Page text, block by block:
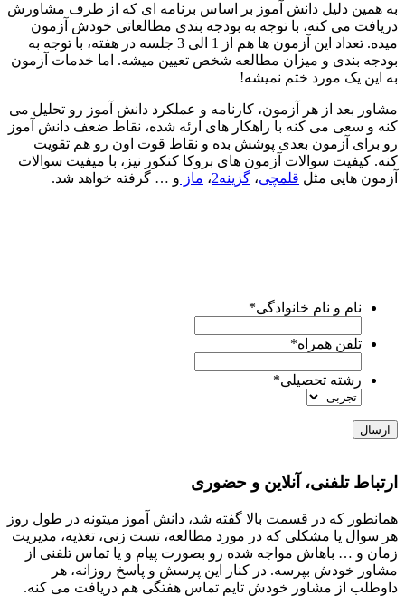
به همین دلیل دانش آموز بر اساس برنامه ای که از طرف مشاورش
دریافت می کنه، با توجه به بودجه بندی مطالعاتی خودش آزمون
میده. تعداد این آزمون ها هم از 1 الی 3 جلسه در هفته، با توجه به
بودجه بندی و میزان مطالعه شخص تعیین میشه. اما خدمات آزمون
به این یک مورد ختم نمیشه!
مشاور بعد از هر آزمون، کارنامه و عملکرد دانش آموز رو تحلیل می
کنه و سعی می کنه با راهکار های ارئه شده، نقاط ضعف دانش آموز
رو برای آزمون بعدی پوشش بده و نقاط قوت اون رو هم تقویت
کنه. کیفیت سوالات آزمون های بروکا کنکور نیز، با میفیت سوالات
آزمون هایی مثل قلمچی، گزینه2 ، ماز و … گرفته خواهد شد.
نام و نام خانوادگی*
تلفن همراه*
رشته تحصیلی*
ارتباط تلفنی، آنلاین و حضوری
همانطور که در قسمت بالا گفته شد، دانش آموز می­تونه در طول روز
هر سوال یا مشکلی که در مورد مطالعه، تست زنی، تغذیه، مدیریت
زمان و … باهاش مواجه شده رو بصورت پیام و یا تماس تلفنی از
مشاور خودش بپرسه. در کنار این پرسش و پاسخ روزانه، هر
داوطلب از مشاور خودش تایم تماس هفتگی هم دریافت می کنه.